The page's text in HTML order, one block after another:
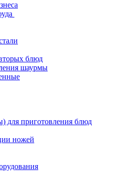
блюд
шаурмы
для приготовления блюд
ножей